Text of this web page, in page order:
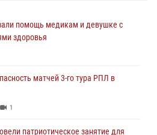
помощь медикам и девушке с
здоровья
матчей 3-го тура РПЛ в
1
патриотическое занятие для